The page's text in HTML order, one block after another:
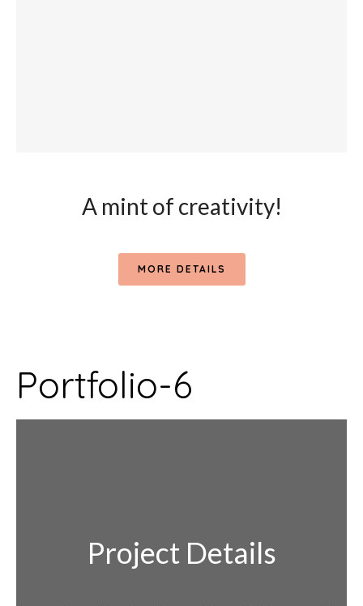
A mint of creativity!
MORE DETAILS
Portfolio-6
Project Details